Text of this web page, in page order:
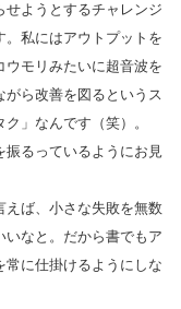
ようとするチャレンジ
。私にはアウトプットを
モリみたいに超音波を
ら改善を図るというス
」なんです（笑）。
るっているようにお見
ば、小さな失敗を無数
いなと。だから書でもア
常に仕掛けるようにしな